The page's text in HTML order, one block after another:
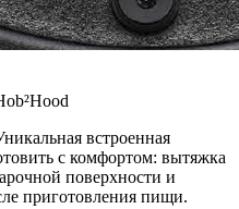
встроенная
с комфортом: вытяжка
поверхности и
приготовления пищи.